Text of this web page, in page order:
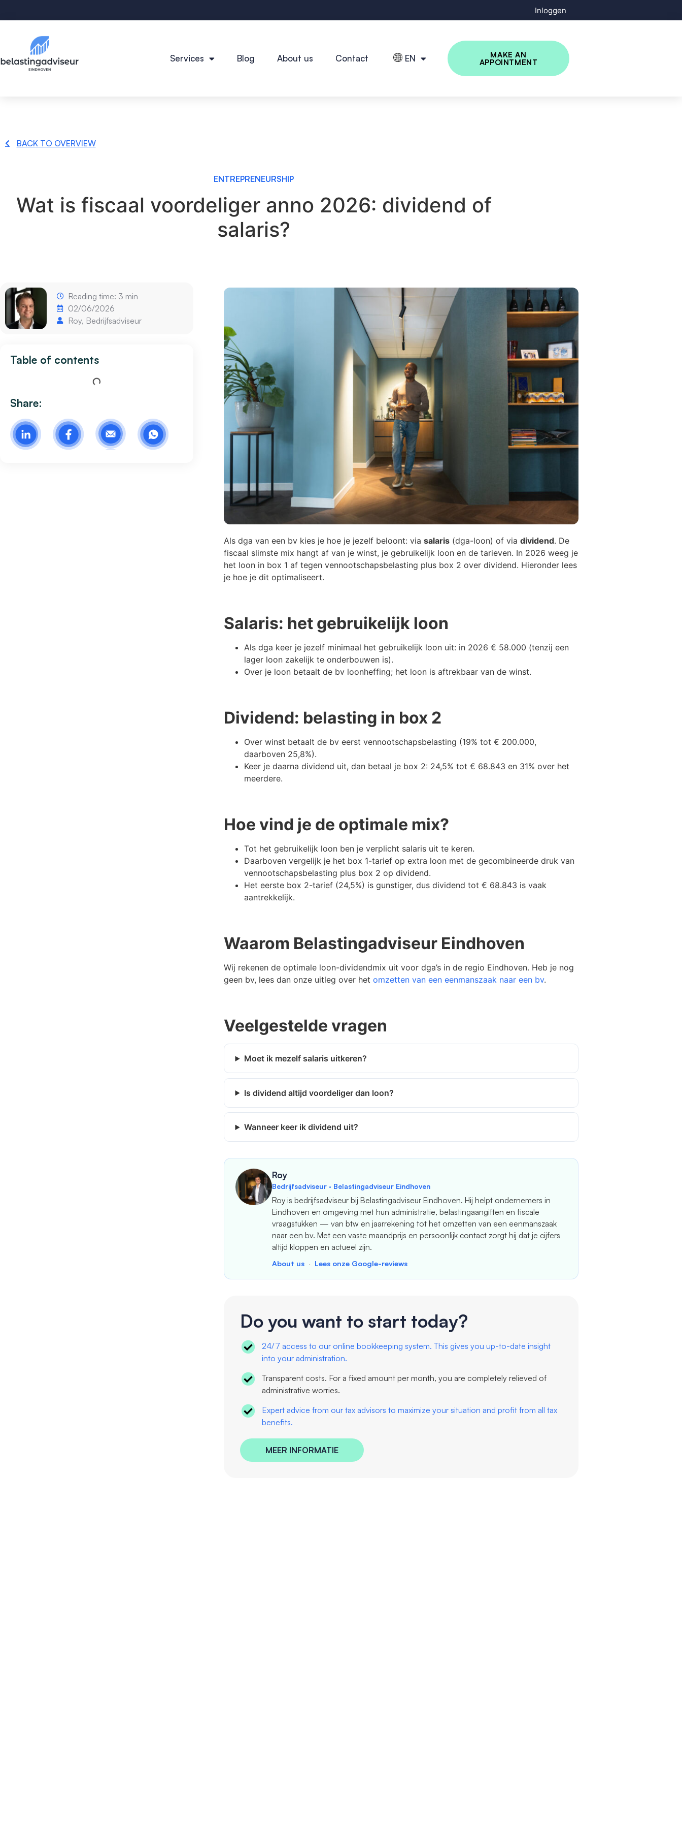
Inloggen
Services Blog About us Contact EN MAKE AN
APPOINTMENT
BACK TO OVERVIEW
ENTREPRENEURSHIP
Wat is fiscaal voordeliger anno 2026: dividend of
salaris?
Reading time: 3 min
02/06/2026
Roy, Bedrijfsadviseur
Table of contents
Share:
Als dga van een bv kies je hoe je jezelf beloont: via salaris(dga-loon) of via dividend. De
fiscaal slimste mix hangt af van je winst, je gebruikelijk loon en de tarieven. In 2026 weeg je
het loon in box 1 af tegen vennootschapsbelasting plus box 2 over dividend. Hieronder lees
je hoe je dit optimaliseert.
Salaris: het gebruikelijk loon
Als dga keer je jezelf minimaal het gebruikelijk loon uit: in 2026 € 58.000 (tenzij een
lager loon zakelijk te onderbouwen is).
Over je loon betaalt de bv loonheffing; het loon is aftrekbaar van de winst.
Dividend: belasting in box 2
Over winst betaalt de bv eerst vennootschapsbelasting (19% tot € 200.000,
daarboven 25,8%).
Keer je daarna dividend uit, dan betaal je box 2: 24,5% tot € 68.843 en 31% over het
meerdere.
Hoe vind je de optimale mix?
Tot het gebruikelijk loon ben je verplicht salaris uit te keren.
Daarboven vergelijk je het box 1-tarief op extra loon met de gecombineerde druk van
vennootschapsbelasting plus box 2 op dividend.
Het eerste box 2-tarief (24,5%) is gunstiger, dus dividend tot € 68.843 is vaak
aantrekkelijk.
Waarom Belastingadviseur Eindhoven
Wij rekenen de optimale loon-dividendmix uit voor dga’s in de regio Eindhoven. Heb je nog
geen bv, lees dan onze uitleg over het omzetten van een eenmanszaak naar een bv.
Veelgestelde vragen
Moet ik mezelf salaris uitkeren?
Is dividend altijd voordeliger dan loon?
Wanneer keer ik dividend uit?
Roy
Bedrijfsadviseur · Belastingadviseur Eindhoven
Roy is bedrijfsadviseur bij Belastingadviseur Eindhoven. Hij helpt ondernemers in
Eindhoven en omgeving met hun administratie, belastingaangiften en fiscale
vraagstukken — van btw en jaarrekening tot het omzetten van een eenmanszaak
naar een bv. Met een vaste maandprijs en persoonlijk contact zorgt hij dat je cijfers
altijd kloppen en actueel zijn.
About us · Lees onze Google-reviews
Do you want to start today?
24/7 access to our online bookkeeping system. This gives you up-to-date insight
into your administration.
Transparent costs. For a fixed amount per month, you are completely relieved of
administrative worries.
Expert advice from our tax advisors to maximize your situation and profit from all tax
benefits.
MEER INFORMATIE